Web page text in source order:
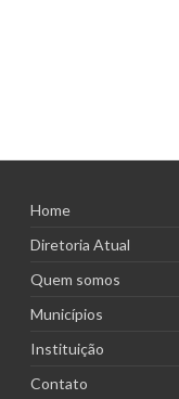
Home
Diretoria Atual
Quem somos
Municípios
Instituição
Contato